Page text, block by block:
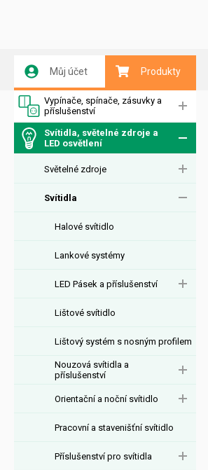
Můj účet Produkty
Vypínače, spínače, zásuvky a
příslušenství
Svítidla, světelné zdroje a
LED osvětlení
Světelné zdroje
Svítidla
Halové svítidlo
Lankové systémy
LED Pásek a příslušenství
Lištové svítidlo
Lištový systém s nosným profilem
Nouzová svítidla a
příslušenství
Orientační a noční svítidlo
Pracovní a stavenišťní svítidlo
Příslušenství pro svítidla